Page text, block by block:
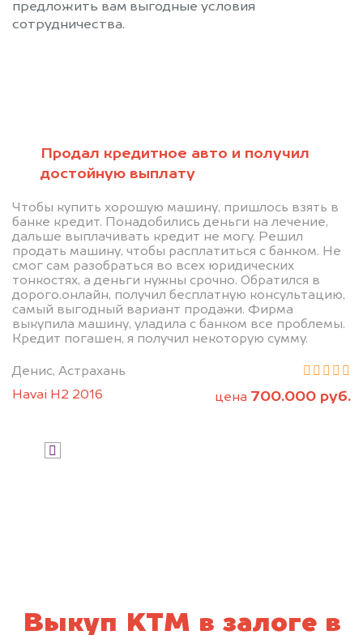
Продал кредитное авто и получил
достойную выплату
Чтобы купить хорошую машину, пришлось взять в
банке кредит. Понадобились деньги на лечение,
дальше выплачивать кредит не могу. Решил
продать машину, чтобы расплатиться с банком. Не
смог сам разобраться во всех юридических
тонкостях, а деньги нужны срочно. Обратился в
дорого.онлайн, получил бесплатную консультацию,
самый выгодный вариант продажи. Фирма
выкупила машину, уладила с банком все проблемы.
Кредит погашен, я получил некоторую сумму.
Денис, Астрахань
Havai H2 2016
цена 700.000 руб.
предложить вам выгодные условия
сотрудничества.
551-81-15
Мы проконсультируем вас и
рассчитаем стоимость вашего
автомобиля.
Узнать цену
Выкуп KTM в залоге в